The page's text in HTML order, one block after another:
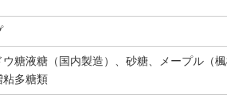
ウ糖液糖（国内製造）、砂糖、メープル（
粘多糖類